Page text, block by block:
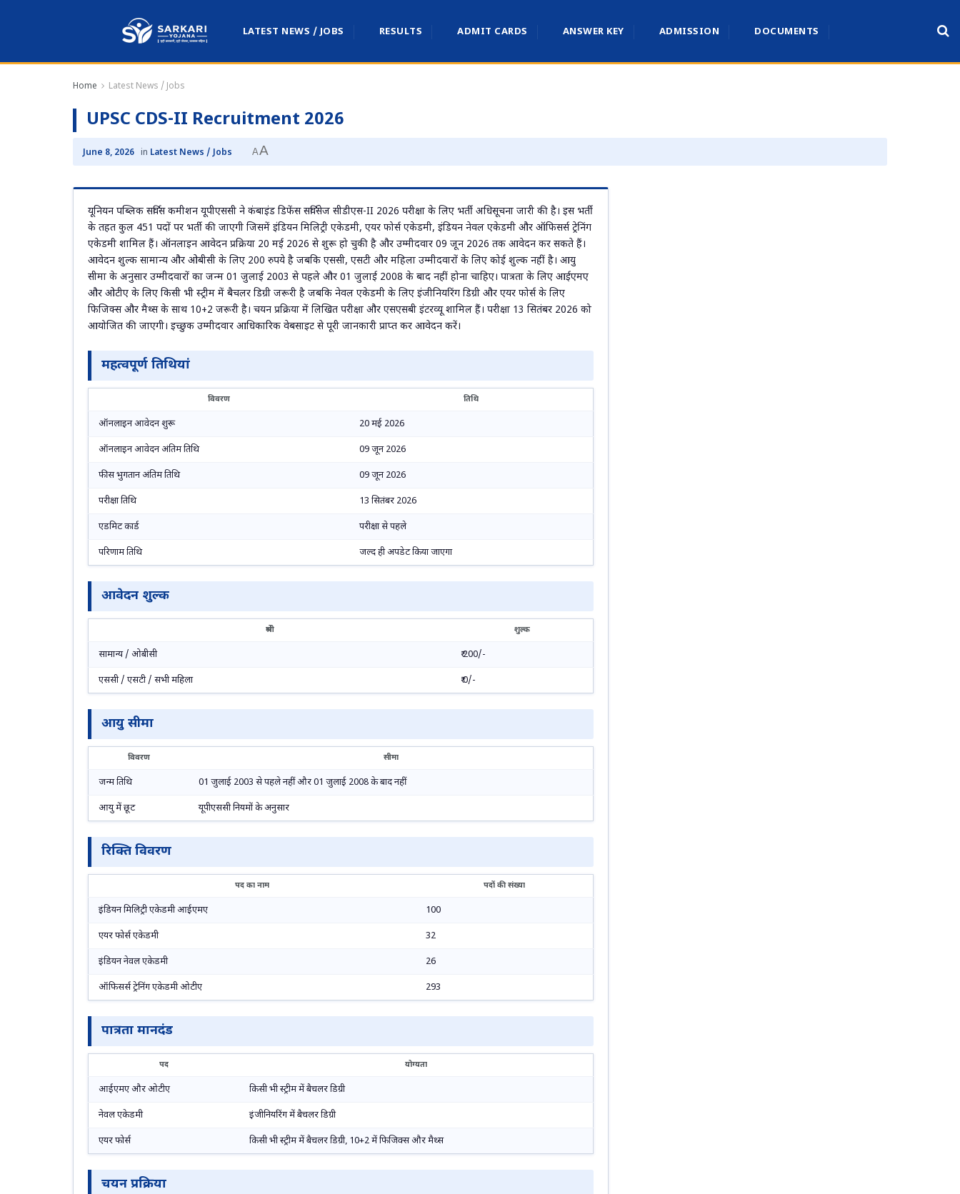
LATEST NEWS / JOBS RESULTS ADMIT CARDS ANSWER KEY ADMISSION DOCUMENTS
Home Latest News / Jobs
UPSC CDS-II Recruitment 2026
June 8, 2026 in Latest News / Jobs AA
यूनियन पब्लिक सर्विस कमीशन यूपीएससी ने कंबाइंड डिफेंस सर्विसेज सीडीएस-II 2026 परीक्षा के लिए भर्ती अधिसूचना जारी की है। इस भर्ती
के तहत कुल 451 पदों पर भर्ती की जाएगी जिसमें इंडियन मिलिट्री एकेडमी, एयर फोर्स एकेडमी, इंडियन नेवल एकेडमी और ऑफिसर्स ट्रेनिंग
एकेडमी शामिल हैं। ऑनलाइन आवेदन प्रक्रिया 20 मई 2026 से शुरू हो चुकी है और उम्मीदवार 09 जून 2026 तक आवेदन कर सकते हैं।
आवेदन शुल्क सामान्य और ओबीसी के लिए 200 रुपये है जबकि एससी, एसटी और महिला उम्मीदवारों के लिए कोई शुल्क नहीं है। आयु
सीमा के अनुसार उम्मीदवारों का जन्म 01 जुलाई 2003 से पहले और 01 जुलाई 2008 के बाद नहीं होना चाहिए। पात्रता के लिए आईएमए
और ओटीए के लिए किसी भी स्ट्रीम में बैचलर डिग्री जरूरी है जबकि नेवल एकेडमी के लिए इंजीनियरिंग डिग्री और एयर फोर्स के लिए
फिजिक्स और मैथ्स के साथ 10+2 जरूरी है। चयन प्रक्रिया में लिखित परीक्षा और एसएसबी इंटरव्यू शामिल हैं। परीक्षा 13 सितंबर 2026 को
आयोजित की जाएगी। इच्छुक उम्मीदवार आधिकारिक वेबसाइट से पूरी जानकारी प्राप्त कर आवेदन करें।
महत्वपूर्ण तिथियां
विवरण तिथि
ऑनलाइन आवेदन शुरू 20 मई 2026
ऑनलाइन आवेदन अंतिम तिथि 09 जून 2026
फीस भुगतान अंतिम तिथि 09 जून 2026
परीक्षा तिथि 13 सितंबर 2026
एडमिट कार्ड परीक्षा से पहले
परिणाम तिथि जल्द ही अपडेट किया जाएगा
आवेदन शुल्क
श्रेणी शुल्क
सामान्य / ओबीसी ₹ 200/-
एससी / एसटी / सभी महिला ₹ 0/-
आयु सीमा
विवरण सीमा
जन्म तिथि 01 जुलाई 2003 से पहले नहीं और 01 जुलाई 2008 के बाद नहीं
आयु में छूट यूपीएससी नियमों के अनुसार
रिक्ति विवरण
पद का नाम पदों की संख्या
इंडियन मिलिट्री एकेडमी आईएमए 100
एयर फोर्स एकेडमी 32
इंडियन नेवल एकेडमी 26
ऑफिसर्स ट्रेनिंग एकेडमी ओटीए 293
पात्रता मानदंड
पद योग्यता
आईएमए और ओटीए किसी भी स्ट्रीम में बैचलर डिग्री
नेवल एकेडमी इंजीनियरिंग में बैचलर डिग्री
एयर फोर्स किसी भी स्ट्रीम में बैचलर डिग्री, 10+2 में फिजिक्स और मैथ्स
चयन प्रक्रिया